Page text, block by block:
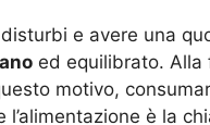
e avere una
ed equilibrato. Alla
motivo,
è la